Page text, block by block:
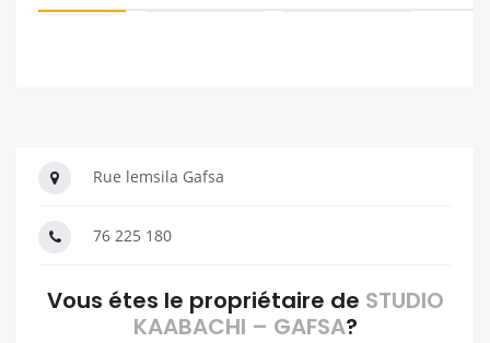
Rue lemsila Gafsa
76 225 180
Vous étes le propriétaire de STUDIO
KAABACHI – GAFSA?